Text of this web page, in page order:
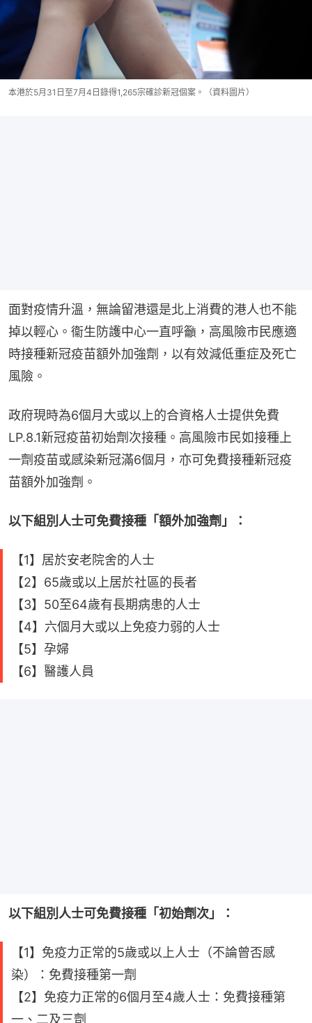
本港於5月31日至7月4日錄得1,265宗確診新冠個案。（資料圖片）
面對疫情升溫，無論留港還是北上消費的港人也不能
掉以輕心。衞生防護中心一直呼籲，高風險市民應適
時接種新冠疫苗額外加強劑，以有效減低重症及死亡
風險。
政府現時為6個月大或以上的合資格人士提供免費
LP.8.1新冠疫苗初始劑次接種。高風險市民如接種上
一劑疫苗或感染新冠滿6個月，亦可免費接種新冠疫
苗額外加強劑。
以下組別人士可免費接種「額外加強劑」：
【1】居於安老院舍的人士
【2】65歲或以上居於社區的長者
【3】50至64歲有長期病患的人士
【4】六個月大或以上免疫力弱的人士
【5】孕婦
【6】醫護人員
以下組別人士可免費接種「初始劑次」：
【1】免疫力正常的5歲或以上人士（不論曾否感
染）：免費接種第一劑
【2】免疫力正常的6個月至4歲人士：免費接種第
一、二及三劑